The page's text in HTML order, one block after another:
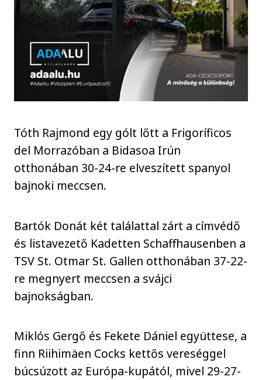
Tóth Rajmond egy gólt lőtt a Frigoríficos
del Morrazóban a Bidasoa Irún
otthonában 30-24-re elveszített spanyol
bajnoki meccsen.
Bartók Donát két találattal zárt a címvédő
és listavezető Kadetten Schaffhausenben a
TSV St. Otmar St. Gallen otthonában 37-22-
re megnyert meccsen a svájci
bajnokságban.
Miklós Gergő és Fekete Dániel együttese, a
finn Riihimäen Cocks kettős vereséggel
búcsúzott az Európa-kupától, mivel 29-27-